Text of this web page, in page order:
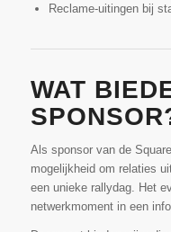
Reclame-uitingen bij
WAT
Als sponsor van de
mogelijkheid om relaties
een unieke rallydag. Het
netwerkmoment in een